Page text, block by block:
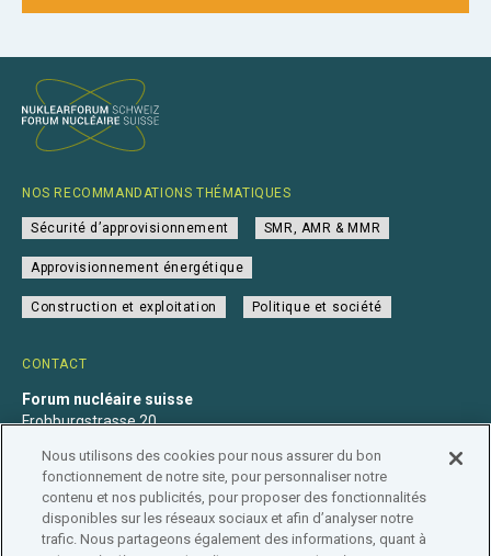
CONTACT
Forum nucléaire suisse
Frohburgstrasse 20
+41 31 560 36 50
info@nuklearforum.ch
NOS RECOMMANDATIONS THÉMATIQUES
Sécurité d’approvisionnement SMR, AMR & MMR
Approvisionnement énergétique
Construction et exploitation Politique et société
Nous utilisons des cookies pour nous assurer du bon
fonctionnement de notre site, pour personnaliser notre
contenu et nos publicités, pour proposer des fonctionnalités
disponibles sur les réseaux sociaux et afin d’analyser notre
trafic. Nous partageons également des informations, quant à